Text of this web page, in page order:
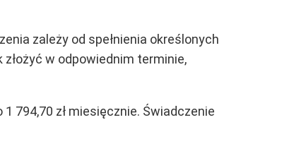
zależy od spełnienia określonych
w odpowiednim terminie,
794,70 zł miesięcznie. Świadczenie